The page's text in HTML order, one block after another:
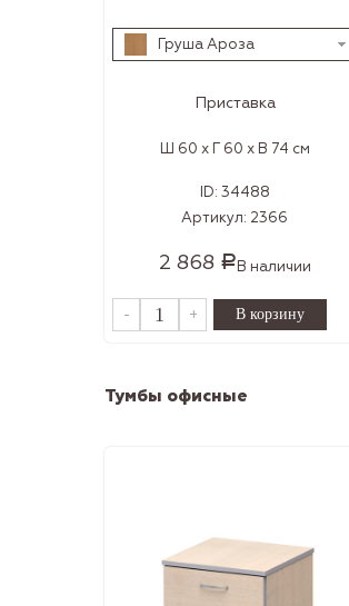
Груша Ароза
Приставка
Ш 60 x Г 60 x В 74 см
ID: 34488
Артикул: 2366
2 868 РВ наличии
- +
Тумбы офисные